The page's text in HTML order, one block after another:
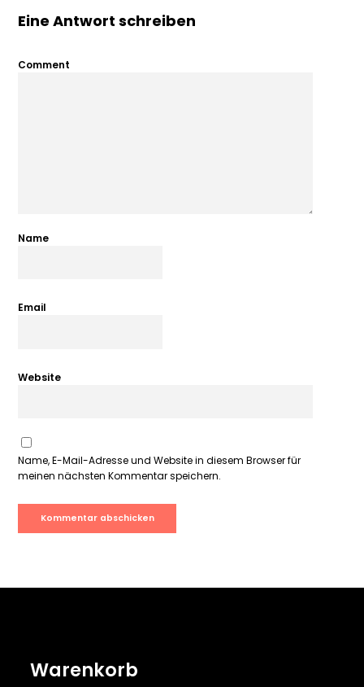
Eine Antwort schreiben
Comment
Name
Email
Website
Name, E-Mail-Adresse und Website in diesem Browser für
meinen nächsten Kommentar speichern.
Warenkorb